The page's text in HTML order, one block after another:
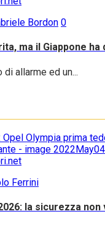
Bordon 0
ma il Giappone ha
di allarme ed un...
Ferrini
la sicurezza non